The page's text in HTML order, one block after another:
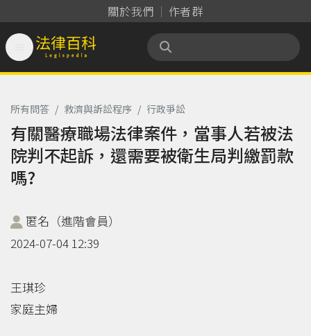
關於我們 作者群
法律百科 Legispedia
所有問答 / 救濟與訴訟程序 / 行政爭訟
有關醫療職場法律案件，當事人若被法
院判不起訴，還需要被衛生局判繳罰款
嗎?
匿名（進階會員）
2024-07-04 12:39
王琪珍
家庭主婦